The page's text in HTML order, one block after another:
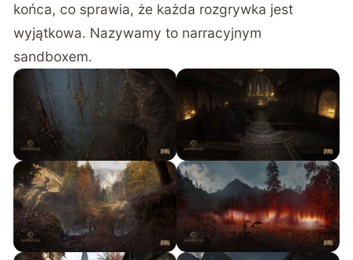
końca, co sprawia, że każda rozgrywka jest
wyjątkowa. Nazywamy to narracyjnym
sandboxem.